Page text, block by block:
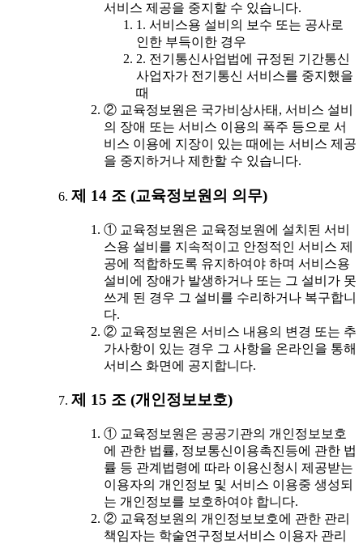
서비스 제공을 중지할 수 있습니다.
1. 서비스용 설비의 보수 또는 공사로
인한 부득이한 경우
2. 전기통신사업법에 규정된 기간통신
사업자가 전기통신 서비스를 중지했을
때
② 교육정보원은 국가비상사태, 서비스 설비
의 장애 또는 서비스 이용의 폭주 등으로 서
비스 이용에 지장이 있는 때에는 서비스 제공
을 중지하거나 제한할 수 있습니다.
제 14 조 (교육정보원의 의무)
① 교육정보원은 교육정보원에 설치된 서비
스용 설비를 지속적이고 안정적인 서비스 제
공에 적합하도록 유지하여야 하며 서비스용
설비에 장애가 발생하거나 또는 그 설비가 못
쓰게 된 경우 그 설비를 수리하거나 복구합니
다.
② 교육정보원은 서비스 내용의 변경 또는 추
가사항이 있는 경우 그 사항을 온라인을 통해
서비스 화면에 공지합니다.
제 15 조 (개인정보보호)
① 교육정보원은 공공기관의 개인정보보호
에 관한 법률, 정보통신이용촉진등에 관한 법
률 등 관계법령에 따라 이용신청시 제공받는
이용자의 개인정보 및 서비스 이용중 생성되
는 개인정보를 보호하여야 합니다.
② 교육정보원의 개인정보보호에 관한 관리
책임자는 학술연구정보서비스 이용자 관리